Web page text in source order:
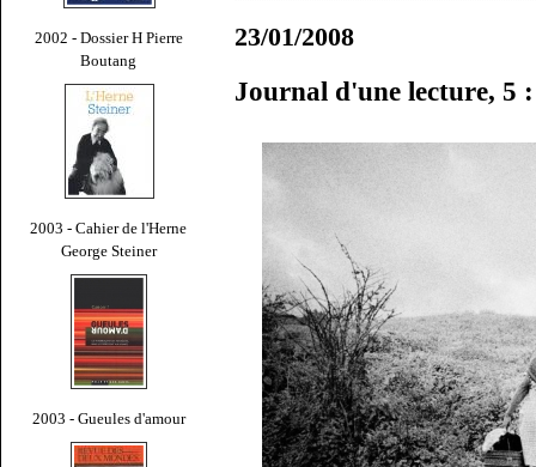
2002 - Dossier H Pierre
Boutang
2003 - Cahier de l'Herne
George Steiner
2003 - Gueules d'amour
23/01/2008
Journal d'une lecture, 5